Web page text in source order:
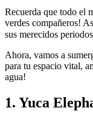
Recuerda que todo el
verdes compañeros!
sus merecidos
Ahora, vamos a
para tu espacio vital,
agua!
1. Yuca